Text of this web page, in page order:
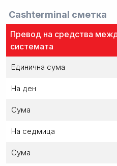
Cashterminal сметка
Превод на средства
системата
Единична сума
На ден
Сума
На седмица
Сума